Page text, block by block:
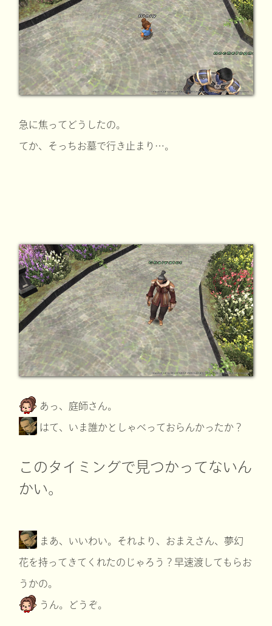
急に焦ってどうしたの。
てか、そっちお墓で行き止まり…。
あっ、庭師さん。
はて、いま誰かとしゃべっておらんかったか？
このタイミングで見つかってないん
かい。
まあ、いいわい。それより、おまえさん、夢幻
花を持ってきてくれたのじゃろう？早速渡してもらお
うかの。
うん。どうぞ。